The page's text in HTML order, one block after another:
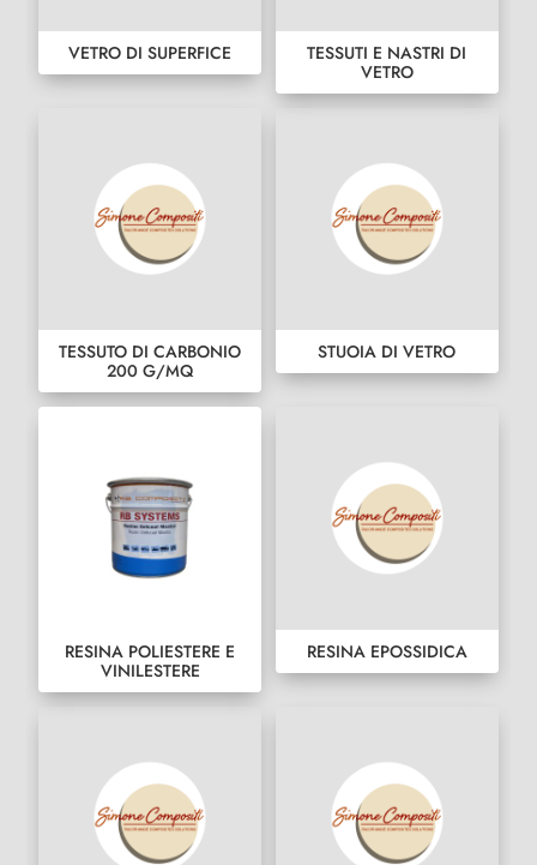
VETRO DI SUPERFICE
TESSUTI E NASTRI DI
VETRO
TESSUTO DI CARBONIO
200 G/MQ
STUOIA DI VETRO
RESINA POLIESTERE E
VINILESTERE
RESINA EPOSSIDICA